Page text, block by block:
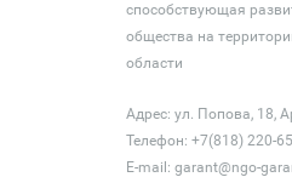
способствующая
общества на
области
Адрес: ул. Попова, 18,
Телефон: +7(818) 220-
E-mail: garant@ngo-